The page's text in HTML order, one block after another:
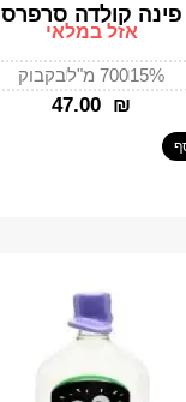
פינה קולדה סרפרס
אזל במלאי
15%700 מ"ל בקבוק
‎47.00 ₪